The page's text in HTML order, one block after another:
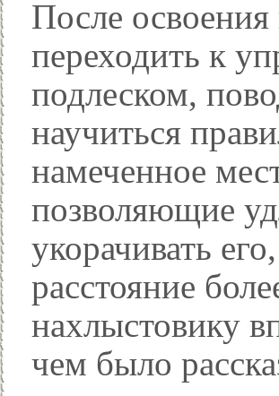
После
переходить к
подлеском,
научиться
намеченное
позволяющие
укорачивать
расстояние
нахлыстовику
чем было